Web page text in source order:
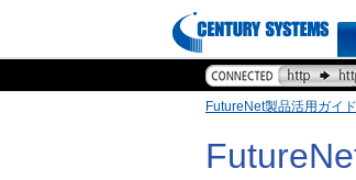
FutureNet製品活用ガイド